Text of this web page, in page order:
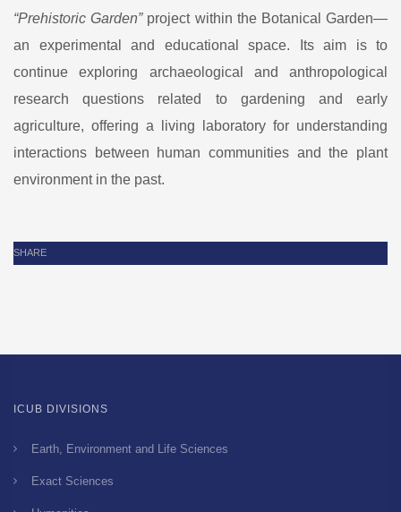
“Prehistoric Garden”project within the Botanical Garden—
an experimental and educational space. Its aim is to
continue exploring archaeological and anthropological
research questions related to gardening and early
agriculture, offering a living laboratory for understanding
interactions between human communities and the plant
environment in the past.
SHARE
ICUB DIVISIONS
Earth, Environment and Life Sciences
Exact Sciences